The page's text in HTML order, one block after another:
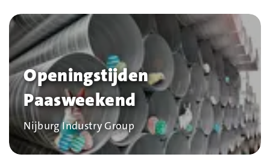
Openingstijden
Paasweekend
Bedrijf
Nijburg Industry Group